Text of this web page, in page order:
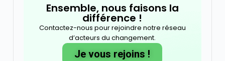
Ensemble, nous faisons la
différence !
Contactez-nous pour rejoindre notre réseau
d’acteurs du changement.
Je vous rejoins !